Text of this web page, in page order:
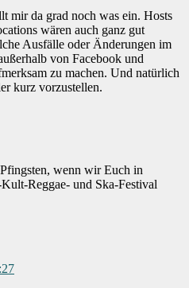
mir da grad noch was ein. Hosts
wären auch ganz gut
Ausfälle oder Änderungen im
von Facebook und
zu machen. Und natürlich
kurz vorzustellen.
wenn wir Euch in
Reggae- und Ska-Festival